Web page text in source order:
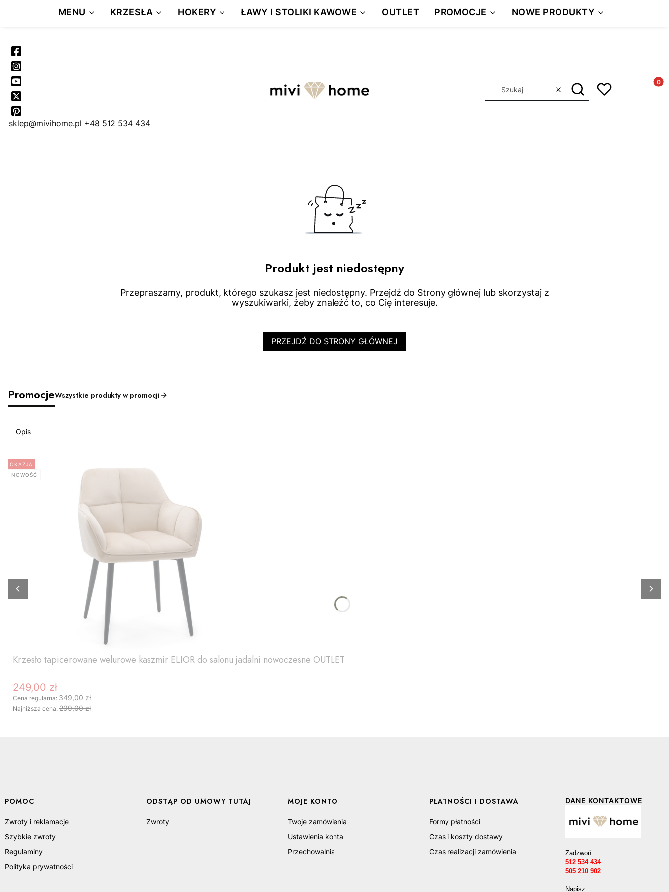
DARMOWA WYSYŁKA
sklep@mivihome.pl +48 512 534 434
WyczyśćSzukaj
MENU KRZESŁA HOKERY ŁAWY I STOLIKI KAWOWE OUTLET PROMOCJE NOWE PRODUKTY
Produkt jest niedostępny
Przepraszamy, produkt, którego szukasz jest niedostępny. Przejdź do Strony głównej lub skorzystaj z
wyszukiwarki, żeby znaleźć to, co Cię interesuje.
PRZEJDŹ DO STRONY GŁÓWNEJ
PromocjeWszystkie produkty w promocji
Opis
OKAZJA
NOWOŚĆ
Krzesło tapicerowane welurowe kaszmir ELIOR do salonu jadalni nowoczesne OUTLET
Cena promocyjna
249,00 zł
Cena regularna: 349,00 zł
Najniższa cena: 299,00 zł
Linki w stopce
POMOC
Zwroty i reklamacje
Szybkie zwroty
Regulaminy
Polityka prywatności
ODSTĄP OD UMOWY TUTAJ
Zwroty
MOJE KONTO
Twoje zamówienia
Ustawienia konta
Przechowalnia
PŁATNOŚCI I DOSTAWA
Formy płatności
Czas i koszty dostawy
Czas realizacji zamówienia
DANE KONTAKTOWE
Zadzwoń
512 534 434
505 210 902
Napisz